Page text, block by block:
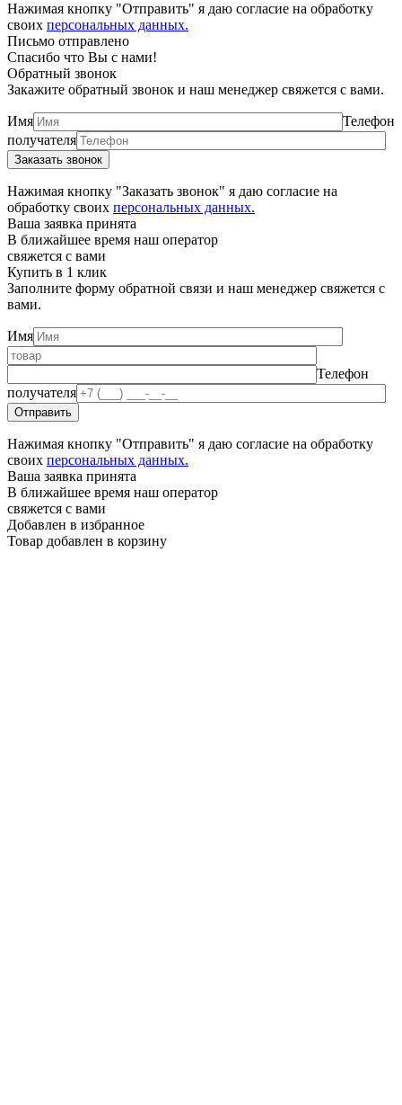
Нажимая кнопку "Отправить" я даю согласие на обработку
своих персональных данных.
Письмо отправлено
Спасибо что Вы с нами!
Обратный звонок
Закажите обратный звонок и наш менеджер свяжется с вами.
Имя
Телефон
получателя
Нажимая кнопку "Заказать звонок" я даю согласие на
обработку своих персональных данных.
Ваша заявка принята
В ближайшее время наш оператор
свяжется с вами
Купить в 1 клик
Заполните форму обратной связи и наш менеджер свяжется с
вами.
Имя
Телефон
получателя
Нажимая кнопку "Отправить" я даю согласие на обработку
своих персональных данных.
Ваша заявка принята
В ближайшее время наш оператор
свяжется с вами
Добавлен в избранное
Товар добавлен в корзину